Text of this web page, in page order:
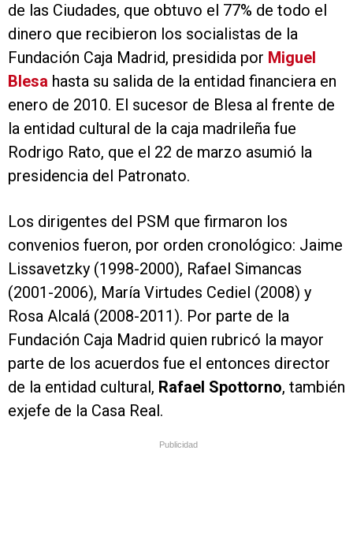
de las Ciudades, que obtuvo el 77% de todo el
dinero que recibieron los socialistas de la
Fundación Caja Madrid, presidida por Miguel
Blesa hasta su salida de la entidad financiera en
enero de 2010. El sucesor de Blesa al frente de
la entidad cultural de la caja madrileña fue
Rodrigo Rato, que el 22 de marzo asumió la
presidencia del Patronato.
Los dirigentes del PSM que firmaron los
convenios fueron, por orden cronológico: Jaime
Lissavetzky (1998-2000), Rafael Simancas
(2001-2006), María Virtudes Cediel (2008) y
Rosa Alcalá (2008-2011). Por parte de la
Fundación Caja Madrid quien rubricó la mayor
parte de los acuerdos fue el entonces director
de la entidad cultural, Rafael Spottorno, también
exjefe de la Casa Real.
Publicidad